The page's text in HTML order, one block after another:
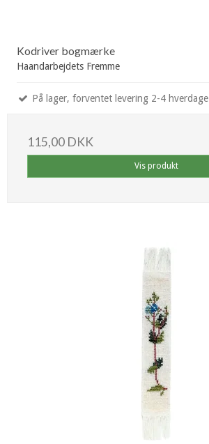
Kodriver bogmærke
Haandarbejdets Fremme
På lager, forventet levering 2-4 hverdage
115,00 DKK
Vis produkt